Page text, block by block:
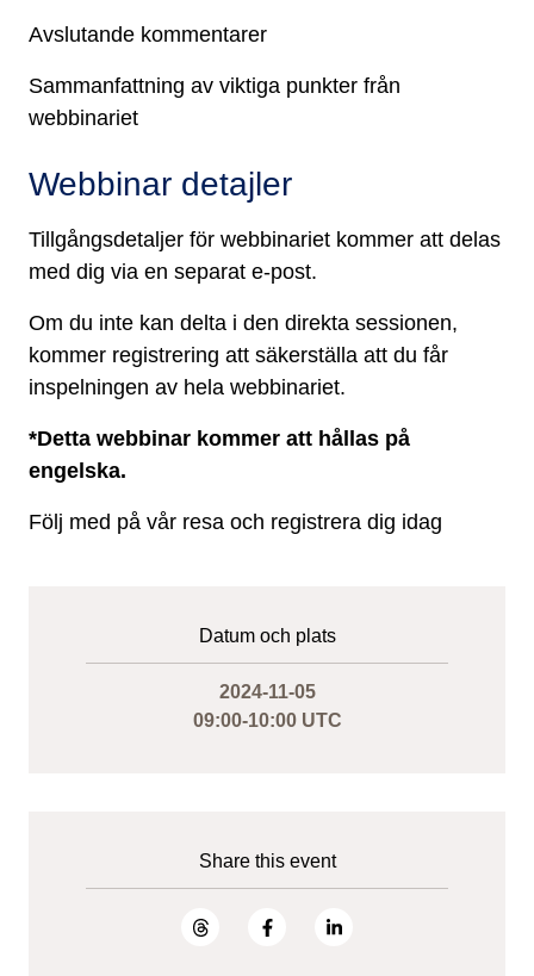
Avslutande kommentarer
Sammanfattning av viktiga punkter från
webbinariet
Webbinar detajler
Tillgångsdetaljer för webbinariet kommer att delas
med dig via en separat e-post.
Om du inte kan delta i den direkta sessionen,
kommer registrering att säkerställa att du får
inspelningen av hela webbinariet.
*Detta webbinar kommer att hållas på
engelska.
Följ med på vår resa och registrera dig idag
Datum och plats
2024-11-05
09:00-10:00 UTC
Share this event